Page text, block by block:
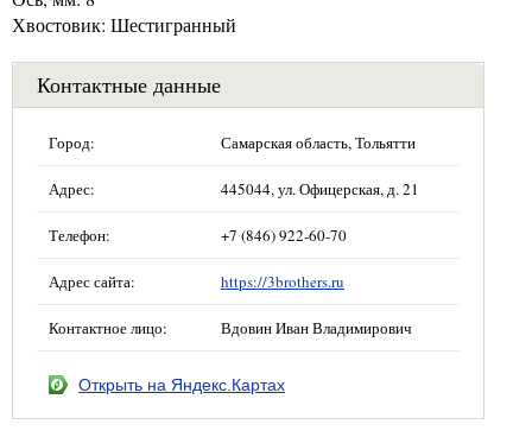
Хвостовик: Шестигранный
Контактные данные
Город: Самарская область, Тольятти
Адрес: 445044, ул. Офицерская, д. 21
Телефон: +7 (846) 922-60-70
Адрес сайта: https://3brothers.ru
Контактное лицо: Вдовин Иван Владимирович
Открыть на Яндекс.Картах